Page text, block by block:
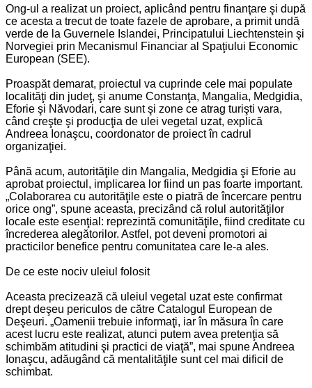
Ong-ul a realizat un proiect, aplicând pentru finanţare şi după
ce acesta a trecut de toate fazele de aprobare, a primit undă
verde de la Guvernele Islandei, Principatului Liechtenstein şi
Norvegiei prin Mecanismul Financiar al Spaţiului Economic
European (SEE).
Proaspăt demarat, proiectul va cuprinde cele mai populate
localităţi din judeţ, şi anume Constanţa, Mangalia, Medgidia,
Eforie şi Năvodari, care sunt şi zone ce atrag turişti vara,
când creşte şi producţia de ulei vegetal uzat, explică
Andreea Ionaşcu, coordonator de proiect în cadrul
organizaţiei.
Până acum, autorităţile din Mangalia, Medgidia şi Eforie au
aprobat proiectul, implicarea lor fiind un pas foarte important.
„Colaborarea cu autorităţile este o piatră de încercare pentru
orice ong”, spune aceasta, precizând că rolul autorităţilor
locale este esenţial: reprezintă comunităţile, fiind creditate cu
încrederea alegătorilor. Astfel, pot deveni promotori ai
practicilor benefice pentru comunitatea care le-a ales.
De ce este nociv uleiul folosit
Aceasta precizează că uleiul vegetal uzat este confirmat
drept deşeu periculos de către Catalogul European de
Deşeuri. „Oamenii trebuie informaţi, iar în măsura în care
acest lucru este realizat, atunci putem avea pretenţia să
schimbăm atitudini şi practici de viaţă”, mai spune Andreea
Ionaşcu, adăugând că mentalităţile sunt cel mai dificil de
schimbat.